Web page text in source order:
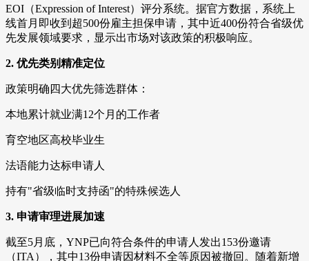
EOI（Expression of Interest）评分系统。据官方数据，系统上
线首月即收到超500份雇主担保申请，其中近400份符合省级优
先发展领域要求，显示出市场对该政策的积极响应。
2. 优先类别精准定位
政策明确四大优先筛选群体：
本地累计就业满12个月的工作者
育空地区高校毕业生
法语能力达标申请人
持有"省级临时支持函"的特殊候选人
3. 申请审理进展加速
截至5月底，YNP已向符合条件的申请人发出153份邀请
（ITA），其中13份申请因材料不全等原因被撤回。随着新增